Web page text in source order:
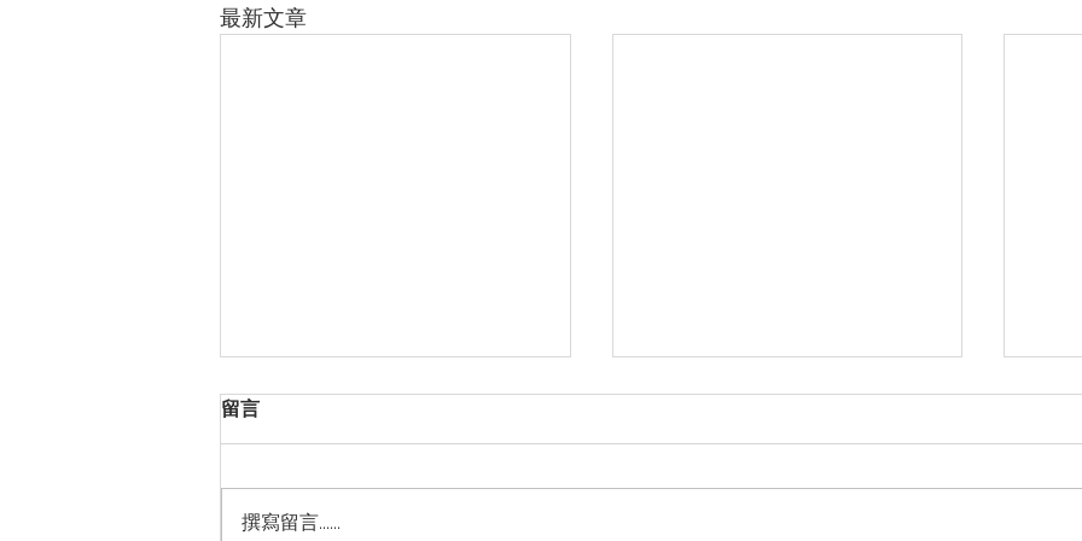
最新文章
留言
撰寫留言......